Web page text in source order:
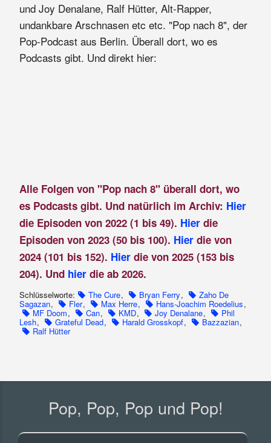
und Joy Denalane, Ralf Hütter, Alt-Rapper,
undankbare Arschnasen etc etc. "Pop nach 8", der
Pop-Podcast aus Berlin. Überall dort, wo es
Podcasts gibt. Und direkt hier:
Alle Folgen von "Pop nach 8" überall dort, wo
es Podcasts gibt. Und natürlich im Archiv: Hier
die Episoden von 2022 (1 bis 49). Hierdie
Episoden von 2023 (50 bis 100). Hier die von
2024 (101 bis 152). Hier die von 2025 (153 bis
204). Und hier die ab 2026.
Schlüsselworte: The Cure, Bryan Ferry, Zaho De
Sagazan, Fler, Max Herre, Hans-Joachim Roedelius,
MF Doom, Can, KMD, Joy Denalane, Phil
Lesh, Grateful Dead, Harald Grosskopf, Bazzazian,
Ralf Hütter
Pop, Pop, Pop und Pop!